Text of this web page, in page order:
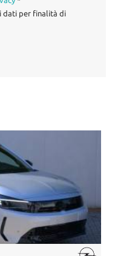
dati per finalità di